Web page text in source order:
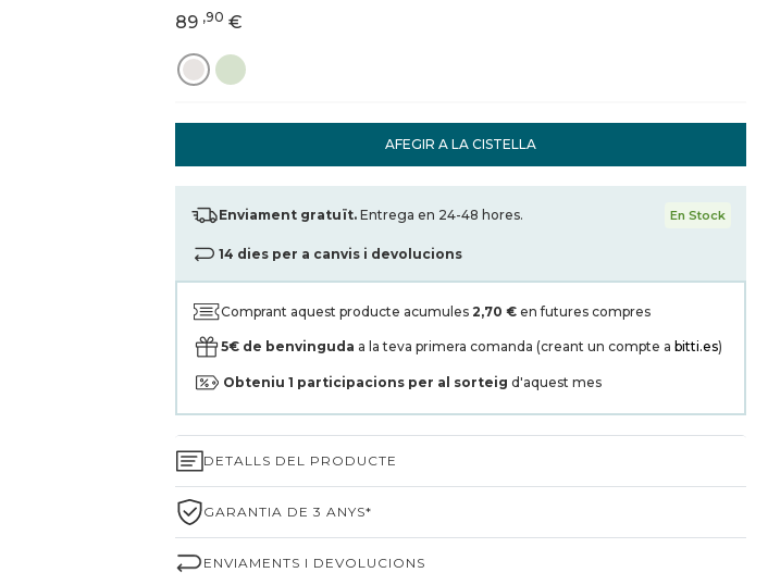
89 ,90 €
AFEGIR A LA CISTELLA
Enviament gratuït. Entrega en 24-48 hores. En Stock
14 dies per a canvis i devolucions
Comprant aquest producte acumules 2,70 € en futures compres
5€ de benvinguda a la teva primera comanda (creant un compte a bitti.es)
Obteniu 1 participacions per al sorteig d'aquest mes
DETALLS DEL PRODUCTE
GARANTIA DE 3 ANYS*
ENVIAMENTS I DEVOLUCIONS